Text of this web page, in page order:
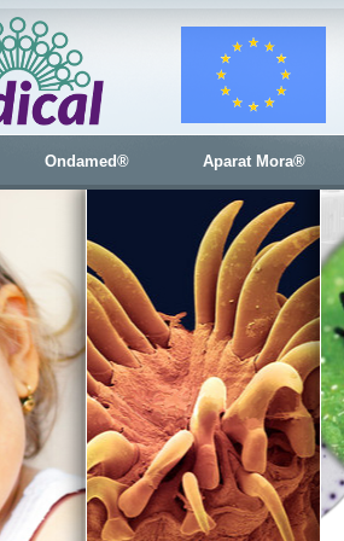
Ondamed® Aparat Mora®